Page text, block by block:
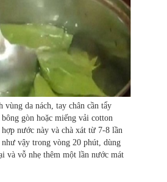
vùng da nách, tay chân cần tẩy
gòn hoặc miếng vải cotton
nước này và chà xát từ 7-8 lần
vậy trong vòng 20 phút, dùng
và vỗ nhẹ thêm một lần nước mát